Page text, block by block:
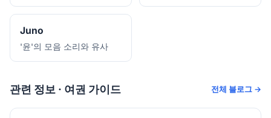
Juno
'윤'의 모음 소리와 유사
관련 정보 · 여권 가이드 전체 블로그 →